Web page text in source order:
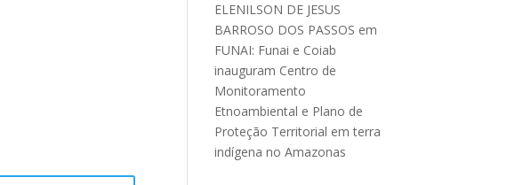
ELENILSON DE JESUS
BARROSO DOS PASSOS em
FUNAI: Funai e Coiab
inauguram Centro de
Monitoramento
Etnoambiental e Plano de
Proteção Territorial em terra
indígena no Amazonas